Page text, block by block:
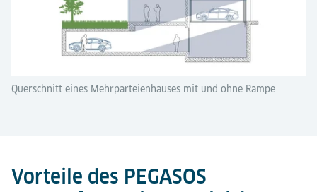
Querschnitt eines Mehrparteienhauses mit und ohne Rampe.
Vorteile des PEGASOS